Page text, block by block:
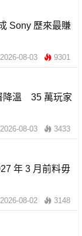
Sony 歷來最賺
2026-08-03 9301
降溫 35 萬玩家
2026-08-03 3433
年 3 月前料毋
2026-08-02 3148